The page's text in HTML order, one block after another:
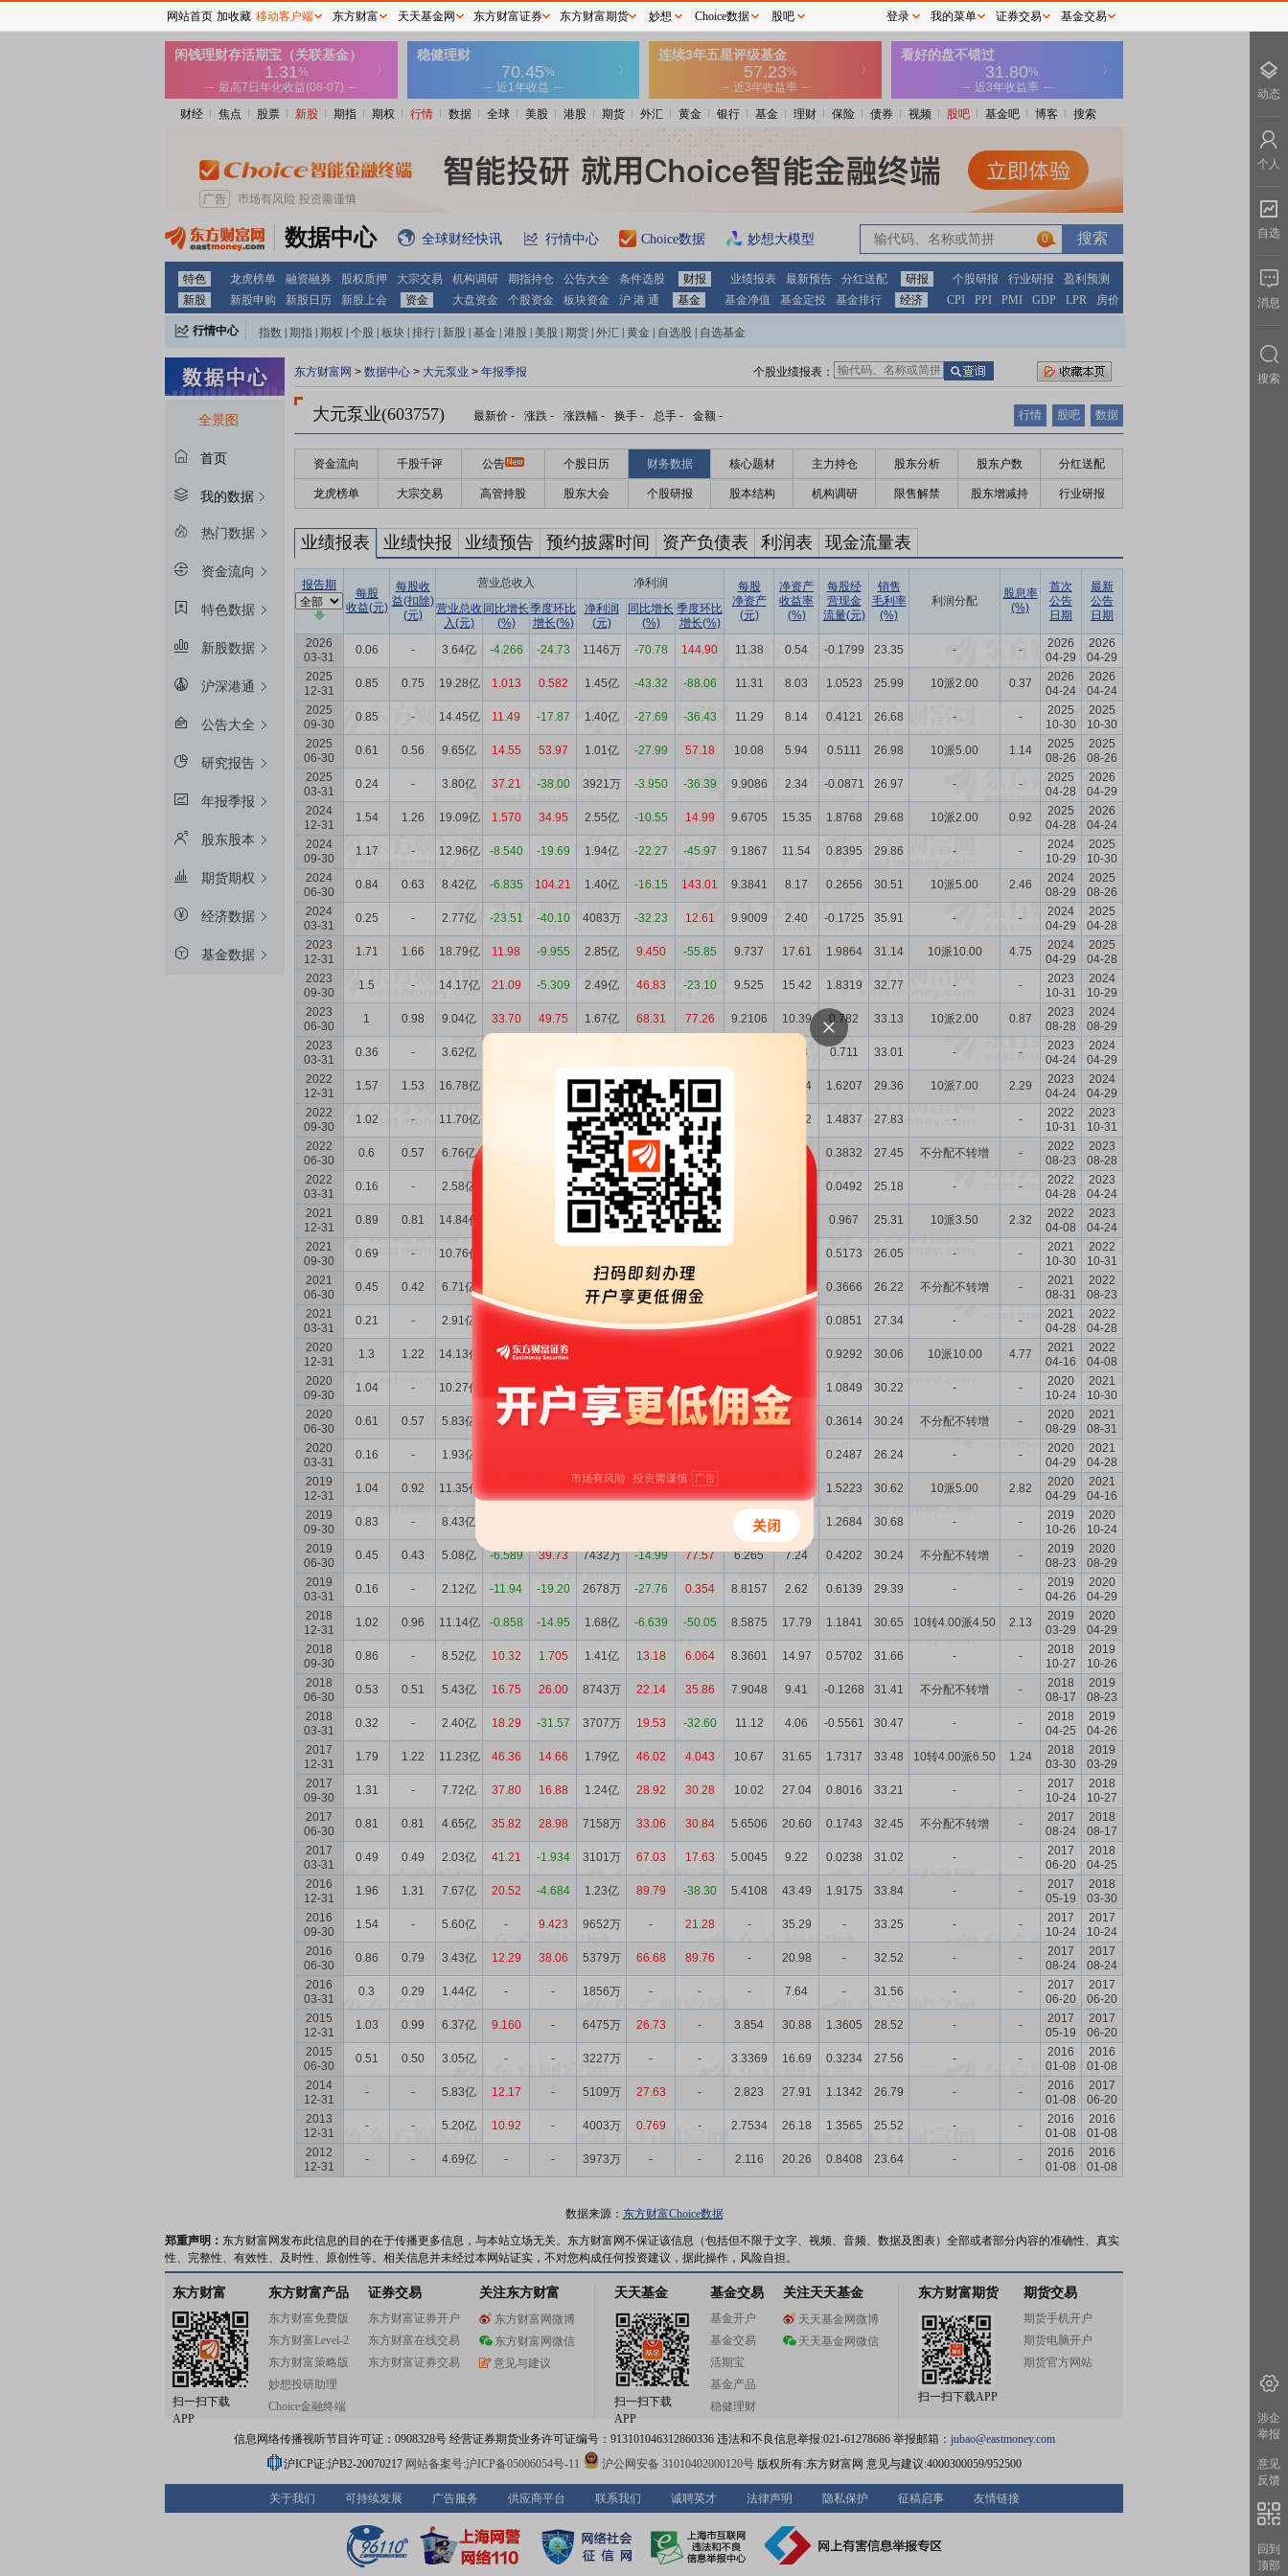
财经 焦点 股票 新股 期指 期权 行情 数据 全球 美股 港股 期货 外汇 黄金 银行 基金 理财 保险 债券 视频 股吧 基金吧 博客 搜索
数据中心 全球财经快讯 行情中心 Choice数据 妙想大模型 0
特色 龙虎榜单 融资融券 股权质押 大宗交易 机构调研 期指持仓 公告大全 条件选股 财报 业绩报表 最新预告 分红送配 研报 个股研报 行业研报
盈利预测
新股
新股申购 新股日历 新股上会 资金 大盘资金 个股资金 板块资金 沪 港 通 基金 基金净值 基金定投 基金排行 经济 CPI PPI PMI GDP LPR 房价
行情中心 指数 期指 期权 个股 板块 排行 新股 基金 港股 美股 期货 外汇 黄金 自选股 自选基金
全景图
首页
我的数据
热门数据
资金流向
特色数据
新股数据
沪深港通
公告大全
研究报告
年报季报
股东股本
期货期权
经济数据
基金数据
东方财富网 > 数据中心 > 大元泵业 > 年报季报 个股业绩报表：
大元泵业(603757) 最新价 - 涨跌 - 涨跌幅 - 换手 - 总手 - 金额 - 行情 股吧 数据
资金流向 千股千评 公告 个股日历 财务数据 核心题材 主力持仓 股东分析 股东户数 分红送配
龙虎榜单 大宗交易 高管持股 股东大会 个股研报 股本结构 机构调研 限售解禁 股东增减持 行业研报
业绩报表 业绩快报 业绩预告 预约披露时间 资产负债表 利润表 现金流量表
报告期
每股
收益(元)
每股收
益(扣除)
(元)
营业总收入 净利润
每股
净资产
(元)
净资产
收益率
(%)
每股经
营现金
流量(元)
销售
毛利率
(%)
利润分配
股息率
(%)
首次
公告
日期
最新
公告
日期
营业总收
入(元)
同比增长
(%)
季度环比
增长(%)
净利润
(元)
同比增长
(%)
季度环比
增长(%)
2026
03-31
0.06 - 3.64亿 -4.266 -24.73 1146万 -70.78 144.90 11.38 0.54 -0.1799 23.35 - -
2026
04-29
2026
04-29
2025
12-31
0.85 0.75 19.28亿 1.013 0.582 1.45亿 -43.32 -88.06 11.31 8.03 1.0523 25.99 10派2.00 0.37
2026
04-24
2026
04-24
2025
09-30
0.85 - 14.45亿 11.49 -17.87 1.40亿 -27.69 -36.43 11.29 8.14 0.4121 26.68 - -
2025
10-30
2025
10-30
2025
06-30
0.61 0.56 9.65亿 14.55 53.97 1.01亿 -27.99 57.18 10.08 5.94 0.5111 26.98 10派5.00 1.14
2025
08-26
2025
08-26
2025
03-31
0.24 - 3.80亿 37.21 -38.00 3921万 -3.950 -36.39 9.9086 2.34 -0.0871 26.97 - -
2025
04-28
2026
04-29
2024
12-31
1.54 1.26 19.09亿 1.570 34.95 2.55亿 -10.55 14.99 9.6705 15.35 1.8768 29.68 10派2.00 0.92
2025
04-28
2026
04-24
2024
09-30
1.17 - 12.96亿 -8.540 -19.69 1.94亿 -22.27 -45.97 9.1867 11.54 0.8395 29.86 - -
2024
10-29
2025
10-30
2024
06-30
0.84 0.63 8.42亿 -6.835 104.21 1.40亿 -16.15 143.01 9.3841 8.17 0.2656 30.51 10派5.00 2.46
2024
08-29
2025
08-26
2024
03-31
0.25 - 2.77亿 -23.51 -40.10 4083万 -32.23 12.61 9.9009 2.40 -0.1725 35.91 - -
2024
04-29
2025
04-28
2023
12-31
1.71 1.66 18.79亿 11.98 -9.955 2.85亿 9.450 -55.85 9.737 17.61 1.9864 31.14 10派10.00 4.75
2024
04-29
2025
04-28
2023
09-30
1.5 - 14.17亿 21.09 -5.309 2.49亿 46.83 -23.10 9.525 15.42 1.8319 32.77 - -
2023
10-31
2024
10-29
2023
06-30
1 0.98 9.04亿 33.70 49.75 1.67亿 68.31 77.26 9.2106 10.39 0.782 33.13 10派2.00 0.87
2023
08-28
2024
08-29
2023
03-31
0.36 - 3.62亿 3.83 0.711 33.01 - -
2023
04-24
2024
04-29
2022
12-31
1.57 1.53 16.78亿 2.61亿 77.12 29.27 18.94 1.6207 29.36 10派7.00 2.29
2023
04-24
2024
04-29
2022
09-30
1.02 - 11.70亿 18.33 1.70亿 49.73 -3.157 12.72 1.4837 27.83 - -
2022
10-31
2023
10-31
2022
06-30
0.6 0.57 6.76亿 61.66 9924万 35.20 174.62 0.3832 27.45 不分配不转增 -
2022
08-23
2023
08-28
2022
03-31
0.16 - 2.58亿 -36.76 2649万 -24.52 -21.83 0.0492 25.18 - -
2022
04-28
2023
04-24
2021
12-31
0.89 0.81 14.84亿 1.47亿 -31.02 -15.13 0.967 25.31 10派3.50 2.32
2022
04-08
2023
04-24
2021
09-30
0.69 - 10.76亿 0.5173 26.05 - -
2021
10-30
2022
10-31
2021
06-30
0.45 0.42 6.71亿 7340万 -26.28 9.141 5.78 0.3666 26.22 不分配不转增 -
2021
08-31
2022
08-23
2021
03-31
0.21 - 2.91亿 50.95 -24.59 3509万 29.53 -16.31 7.7772 0.0851 27.34 - -
2021
04-28
2022
04-28
2020
12-31
1.3 1.22 14.13亿 24.52 -13.12 0.9292 30.06 10派10.00 4.77
2021
04-16
2022
04-08
2020
09-30
1.04 - 10.27亿 21.83 13.81 1.71亿 25.90 -0.782 7.3955 1.0849 30.22 - -
2020
10-24
2021
10-30
2020
06-30
0.61 0.57 5.83亿 14.87 102.44 9957万 33.97 167.48 6.9577 8.47 0.3614 30.24 不分配不转增 -
2020
08-29
2021
08-31
2020
03-31
0.16 - 1.93亿 0.2487 26.24 - -
2020
04-29
2021
04-28
2019
12-31
1.04 0.92 11.35亿 -44.31 1.5223 30.62 10派5.00 2.82
2020
04-29
2021
04-16
2019
09-30
0.83 - 8.43亿 6.6417 13.02 1.2684 30.68 - -
2019
10-26
2020
10-24
2019
06-30
0.45 0.43 5.08亿 -6.589 39.73 7432万 -14.99 77.57 6.265 7.24 0.4202 30.24 不分配不转增 -
2019
08-23
2020
08-29
2019
03-31
0.16 - 2.12亿 -11.94 -19.20 2678万 -27.76 0.354 8.8157 2.62 0.6139 29.39 - -
2019
04-26
2020
04-29
2018
12-31
1.02 0.96 11.14亿 -0.858 -14.95 1.68亿 -6.639 -50.05 8.5875 17.79 1.1841 30.65 10转4.00派4.50 2.13
2019
03-29
2020
04-29
2018
09-30
0.86 - 8.52亿 10.32 1.705 1.41亿 13.18 6.064 8.3601 14.97 0.5702 31.66 - -
2018
10-27
2019
10-26
2018
06-30
0.53 0.51 5.43亿 16.75 26.00 8743万 22.14 35.86 7.9048 9.41 -0.1268 31.41 不分配不转增 -
2018
08-17
2019
08-23
2018
03-31
0.32 - 2.40亿 18.29 -31.57 3707万 19.53 -32.60 11.12 4.06 -0.5561 30.47 - -
2018
04-25
2019
04-26
2017
12-31
1.79 1.22 11.23亿 46.36 14.66 1.79亿 46.02 4.043 10.67 31.65 1.7317 33.48 10转4.00派6.50 1.24
2018
03-30
2019
03-29
2017
09-30
1.31 - 7.72亿 37.80 16.88 1.24亿 28.92 30.28 10.02 27.04 0.8016 33.21 - -
2017
10-24
2018
10-27
2017
06-30
0.81 0.81 4.65亿 35.82 28.98 7158万 33.06 30.84 5.6506 20.60 0.1743 32.45 不分配不转增 -
2017
08-24
2018
08-17
2017
03-31
0.49 0.49 2.03亿 41.21 -1.934 3101万 67.03 17.63 5.0045 9.22 0.0238 31.02 - -
2017
06-20
2018
04-25
2016
12-31
1.96 1.31 7.67亿 20.52 -4.684 1.23亿 89.79 -38.30 5.4108 43.49 1.9175 33.84 - -
2017
05-19
2018
03-30
2016
09-30
1.54 - 5.60亿 - 9.423 9652万 - 21.28 - 35.29 - 33.25 - -
2017
10-24
2017
10-24
2016
06-30
0.86 0.79 3.43亿 12.29 38.06 5379万 66.68 89.76 - 20.98 - 32.52 - -
2017
08-24
2017
08-24
2016
03-31
0.3 0.29 1.44亿 - - 1856万 - - - 7.64 - 31.56 - -
2017
06-20
2017
06-20
2015
12-31
1.03 0.99 6.37亿 9.160 - 6475万 26.73 - 3.854 30.88 1.3605 28.52 - -
2017
05-19
2017
06-20
2015
06-30
0.51 0.50 3.05亿 - - 3227万 - - 3.3369 16.69 0.3234 27.56 - -
2016
01-08
2016
01-08
2014
12-31
- - 5.83亿 12.17 - 5109万 27.63 - 2.823 27.91 1.1342 26.79 - -
2016
01-08
2017
06-20
2013
12-31
- - 5.20亿 10.92 - 4003万 0.769 - 2.7534 26.18 1.3565 25.52 - -
2016
01-08
2016
01-08
2012
12-31
- - 4.69亿 - - 3973万 - - 2.116 20.26 0.8408 23.64 - -
2016
01-08
2016
01-08
数据来源： 东方财富Choice数据
郑重声明： 东方财富网发布此信息的目的在于传播更多信息，与本站立场无关。东方财富网不保证该信息（包括但不限于文字、视频、音频、数据及图表）全部或者部分内容的准确性、真实
性、完整性、有效性、及时性、原创性等。相关信息并未经过本网站证实，不对您构成任何投资建议，据此操作，风险自担。
东方财富
扫一扫下载
APP
东方财富产品
东方财富免费版
东方财富Level-2
东方财富策略版
妙想投研助理
Choice金融终端
证券交易
东方财富证券开户
东方财富在线交易
东方财富证券交易
关注东方财富
东方财富网微博
东方财富网微信
意见与建议
天天基金
扫一扫下载
APP
基金交易
基金开户
基金交易
活期宝
基金产品
稳健理财
关注天天基金
天天基金网微博
天天基金网微信
东方财富期货
扫一扫下载APP
期货交易
期货手机开户
期货电脑开户
期货官方网站
信息网络传播视听节目许可证：0908328号 经营证券期货业务许可证编号：913101046312860336 违法和不良信息举报:021-61278686 举报邮箱： jubao@eastmoney.com
沪ICP证:沪B2-20070217 网站备案号:沪ICP备05006054号-11 沪公网安备 31010402000120号版权所有:东方财富网 意见与建议:4000300059/952500
关于我们 可持续发展 广告服务 供应商平台 联系我们 诚聘英才 法律声明 隐私保护 征稿启事 友情链接
网站首页 加收藏 移动客户端 东方财富 天天基金网 东方财富证券 东方财富期货 妙想 Choice数据 股吧 登录 我的菜单 证券交易 基金交易
动态
个人
自选
消息
搜索
涉企
举报
意见
反馈
回到
顶部